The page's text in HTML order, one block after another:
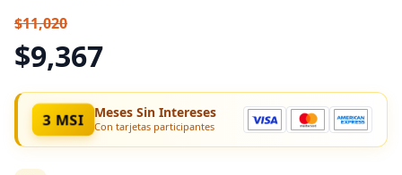
$11,020
$9,367
3 MSI Meses Sin Intereses
Con tarjetas participantes